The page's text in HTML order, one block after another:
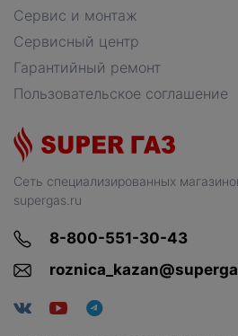
Сеть специализированных
supergas.ru
8-800-551-30-43
Сервис и монтаж
Сервисный центр
Гарантийный ремонт
Пользовательское соглашение